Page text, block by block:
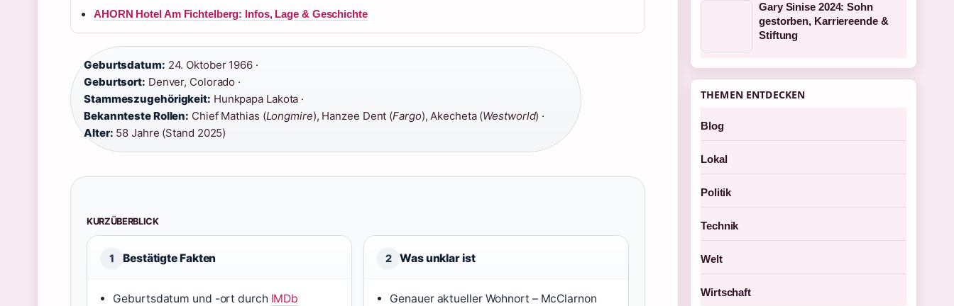
AHORN Hotel Am Fichtelberg: Infos, Lage & Geschichte
Geburtsdatum: 24. Oktober 1966 ·
Geburtsort: Denver, Colorado ·
Stammeszugehörigkeit: Hunkpapa Lakota ·
Bekannteste Rollen: Chief Mathias (Longmire), Hanzee Dent (Fargo), Akecheta (Westworld) ·
Alter: 58 Jahre (Stand 2025)
KURZÜBERBLICK
1 Bestätigte Fakten
Geburtsdatum und -ort durch IMDb
2 Was unklar ist
Genauer aktueller Wohnort – McClarnon
Gary Sinise 2024: Sohn
gestorben, Karriereende &
Stiftung
THEMEN ENTDECKEN
Blog
Lokal
Politik
Technik
Welt
Wirtschaft